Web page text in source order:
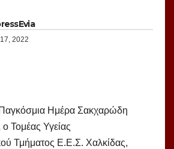
2022
Ημέρα Σακχαρώδη
Τομέας Υγείας
Τμήματος Ε.Ε.Σ. Χαλκίδας,